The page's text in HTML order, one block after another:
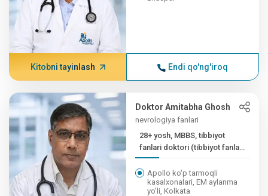
Kitobni tayinlash Endi qo'ng'iroq
Doktor Amitabha Ghosh
nevrologiya fanlari
28+ yosh, MBBS, tibbiyot
fanlari doktori (tibbiyot fanlari
doktori),...
Apollo ko'p tarmoqli
kasalxonalari, EM aylanma
yo'li, Kolkata